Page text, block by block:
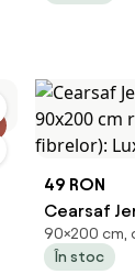
49 RON
Cearsaf
90x200
fibrelor):
90×200 cm,
În stoc